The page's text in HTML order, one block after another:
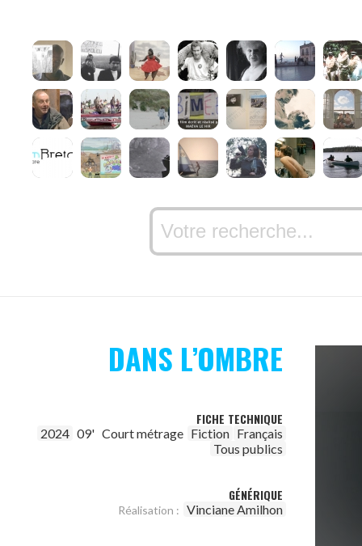
DANS L’OMBRE
FICHE TECHNIQUE
2024 09' Court métrage Fiction Français
Tous publics
GÉNÉRIQUE
Réalisation : Vinciane Amilhon